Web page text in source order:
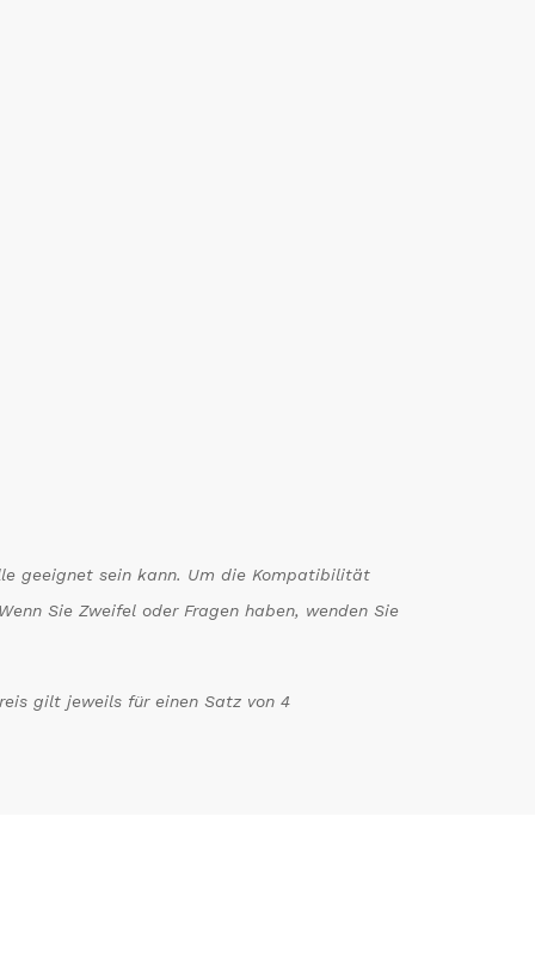
geeignet sein kann. Um die Kompatibilität
Sie Zweifel oder Fragen haben, wenden Sie
gilt jeweils für einen Satz von 4